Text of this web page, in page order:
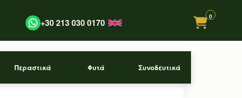
+30 213 030 0170
0
Περαστικά Φυτά Συνοδευτικά